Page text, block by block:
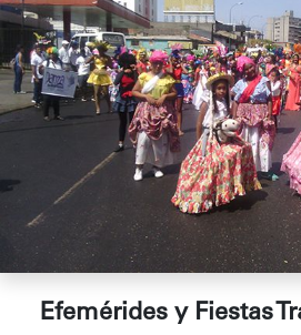
Efemérides y Fiestas